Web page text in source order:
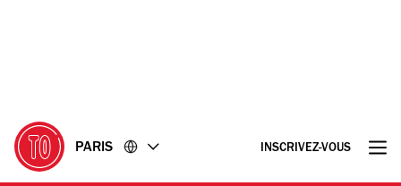
PARIS INSCRIVEZ-VOUS